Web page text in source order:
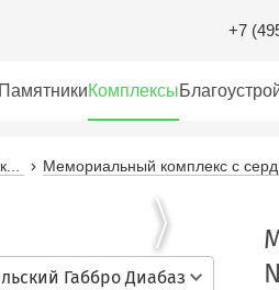
+7
ПамятникиКомплексы
Мемориальный комплекс с
Габбро Диабаз